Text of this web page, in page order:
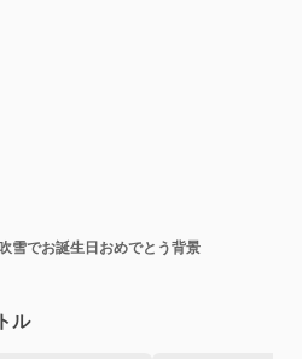
雪でお誕生日おめでとう背景
ル